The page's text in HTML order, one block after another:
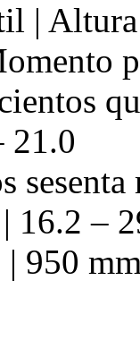
|
21.0
16.2 –
950